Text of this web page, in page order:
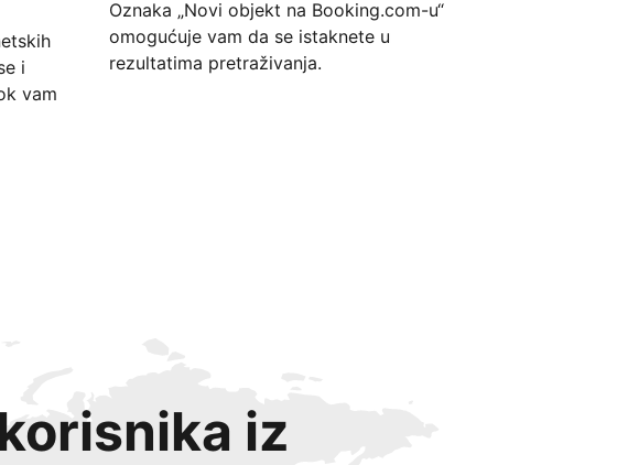
i
vam
Oznaka „Novi objekt na Booking.com-u“
omogućuje vam da se istaknete u
rezultatima pretraživanja.
iz